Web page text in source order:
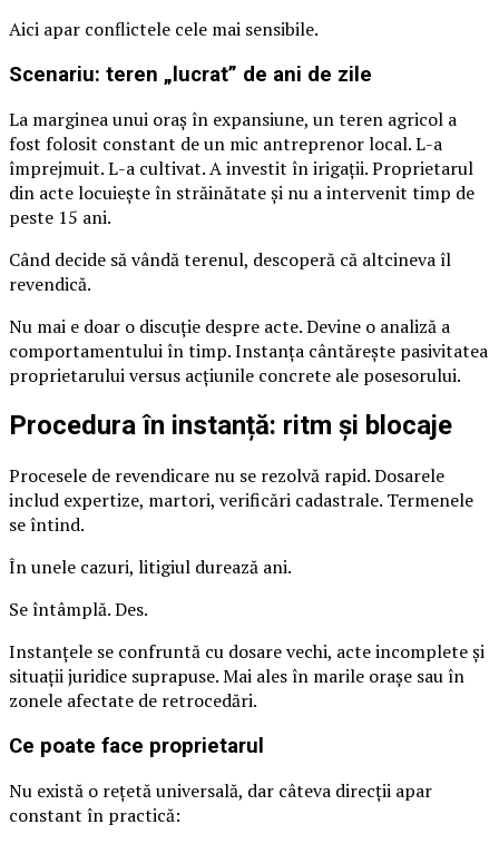
Aici apar conflictele cele mai sensibile.
Scenariu: teren „lucrat” de ani de zile
La marginea unui oraș în expansiune, un teren agricol a
fost folosit constant de un mic antreprenor local. L-a
împrejmuit. L-a cultivat. A investit în irigații. Proprietarul
din acte locuiește în străinătate și nu a intervenit timp de
peste 15 ani.
Când decide să vândă terenul, descoperă că altcineva îl
revendică.
Nu mai e doar o discuție despre acte. Devine o analiză a
comportamentului în timp. Instanța cântărește pasivitatea
proprietarului versus acțiunile concrete ale posesorului.
Procedura în instanță: ritm și blocaje
Procesele de revendicare nu se rezolvă rapid. Dosarele
includ expertize, martori, verificări cadastrale. Termenele
se întind.
În unele cazuri, litigiul durează ani.
Se întâmplă. Des.
Instanțele se confruntă cu dosare vechi, acte incomplete și
situații juridice suprapuse. Mai ales în marile orașe sau în
zonele afectate de retrocedări.
Ce poate face proprietarul
Nu există o rețetă universală, dar câteva direcții apar
constant în practică: